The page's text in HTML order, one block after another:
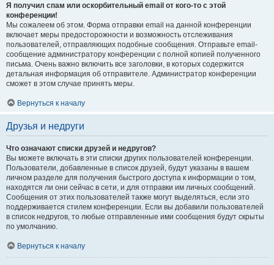
Я получил спам или оскорбительный email от кого-то с этой
конференции!
Мы сожалеем об этом. Форма отправки email на данной конференции
включает меры предосторожности и возможность отслеживания
пользователей, отправляющих подобные сообщения. Отправьте email-
сообщение администратору конференции с полной копией полученного
письма. Очень важно включить все заголовки, в которых содержится
детальная информация об отправителе. Администратор конференции
сможет в этом случае принять меры.
Вернуться к началу
Друзья и недруги
Что означают списки друзей и недругов?
Вы можете включать в эти списки других пользователей конференции.
Пользователи, добавленные в список друзей, будут указаны в вашем
личном разделе для получения быстрого доступа к информации о том,
находятся ли они сейчас в сети, и для отправки им личных сообщений.
Сообщения от этих пользователей также могут выделяться, если это
поддерживается стилем конференции. Если вы добавили пользователей
в список недругов, то любые отправленные ими сообщения будут скрыты
по умолчанию.
Вернуться к началу